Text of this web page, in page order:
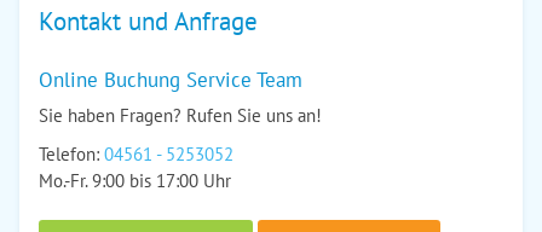
Kontakt und Anfrage
Online Buchung Service Team
Sie haben Fragen? Rufen Sie uns an!
Telefon: 04561 - 5253052
Mo.-Fr. 9:00 bis 17:00 Uhr